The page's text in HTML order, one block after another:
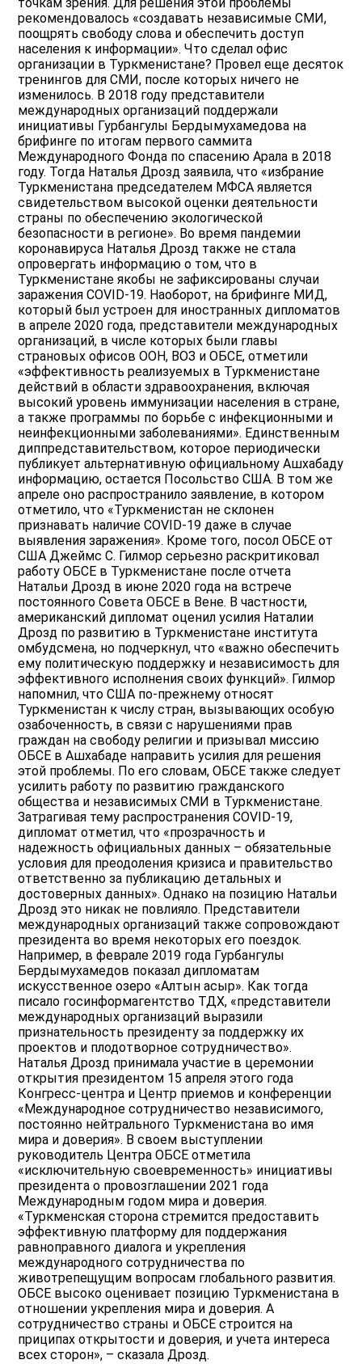
точкам зрения. Для решения этой проблемы
рекомендовалось «создавать независимые СМИ,
поощрять свободу слова и обеспечить доступ
населения к информации». Что сделал офис
организации в Туркменистане? Провел еще десяток
тренингов для СМИ, после которых ничего не
изменилось. В 2018 году представители
международных организаций поддержали
инициативы Гурбангулы Бердымухамедова на
брифинге по итогам первого саммита
Международного Фонда по спасению Арала в 2018
году. Тогда Наталья Дрозд заявила, что «избрание
Туркменистана председателем МФСА является
свидетельством высокой оценки деятельности
страны по обеспечению экологической
безопасности в регионе». Во время пандемии
коронавируса Наталья Дрозд также не стала
опровергать информацию о том, что в
Туркменистане якобы не зафиксированы случаи
заражения COVID-19. Наоборот, на брифинге МИД,
который был устроен для иностранных дипломатов
в апреле 2020 года, представители международных
организаций, в числе которых были главы
страновых офисов ООН, ВОЗ и ОБСЕ, отметили
«эффективность реализуемых в Туркменистане
действий в области здравоохранения, включая
высокий уровень иммунизации населения в стране,
а также программы по борьбе с инфекционными и
неинфекционными заболеваниями». Единственным
диппредставительством, которое периодически
публикует альтернативную официальному Ашхабаду
информацию, остается Посольство США. В том же
апреле оно распространило заявление, в котором
отметило, что «Туркменистан не склонен
признавать наличие COVID-19 даже в случае
выявления заражения». Кроме того, посол ОБСЕ от
США Джеймс С. Гилмор серьезно раскритиковал
работу ОБСЕ в Туркменистане после отчета
Натальи Дрозд в июне 2020 года на встрече
постоянного Совета ОБСЕ в Вене. В частности,
американский дипломат оценил усилия Наталии
Дрозд по развитию в Туркменистане института
омбудсмена, но подчеркнул, что «важно обеспечить
ему политическую поддержку и независимость для
эффективного исполнения своих функций». Гилмор
напомнил, что США по-прежнему относят
Туркменистан к числу стран, вызывающих особую
озабоченность, в связи с нарушениями прав
граждан на свободу религии и призывал миссию
ОБСЕ в Ашхабаде направить усилия для решения
этой проблемы. По его словам, ОБСЕ также следует
усилить работу по развитию гражданского
общества и независимых СМИ в Туркменистане.
Затрагивая тему распространения СOVID-19,
дипломат отметил, что «прозрачность и
надежность официальных данных – обязательные
условия для преодоления кризиса и правительство
ответственно за публикацию детальных и
достоверных данных». Однако на позицию Натальи
Дрозд это никак не повлияло. Представители
международных организаций также сопровождают
президента во время некоторых его поездок.
Например, в феврале 2019 года Гурбангулы
Бердымухамедов показал дипломатам
искусственное озеро «Алтын асыр». Как тогда
писало госинформагентство ТДХ, «представители
международных организаций выразили
признательность президенту за поддержку их
проектов и плодотворное сотрудничество».
Наталья Дрозд принимала участие в церемонии
открытия президентом 15 апреля этого года
Конгресс-центра и Центр приемов и конференции
«Международное сотрудничество независимого,
постоянно нейтрального Туркменистана во имя
мира и доверия». В своем выступлении
руководитель Центра ОБСЕ отметила
«исключительную своевременность» инициативы
президента о провозглашении 2021 года
Международным годом мира и доверия.
«Туркменская сторона стремится предоставить
эффективную платформу для поддержания
равноправного диалога и укрепления
международного сотрудничества по
животрепещущим вопросам глобального развития.
ОБСЕ высоко оценивает позицию Туркменистана в
отношении укрепления мира и доверия. А
сотрудничество страны и ОБСЕ строится на
приципах открытости и доверия, и учета интереса
всех сторон», – сказала Дрозд.